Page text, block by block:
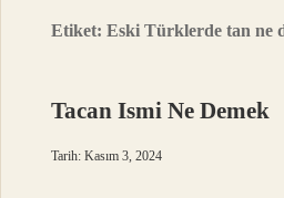
Etiket:Eski Türklerde tan ne
Tacan Ismi Ne Demek
Tarih: Kasım 3, 2024